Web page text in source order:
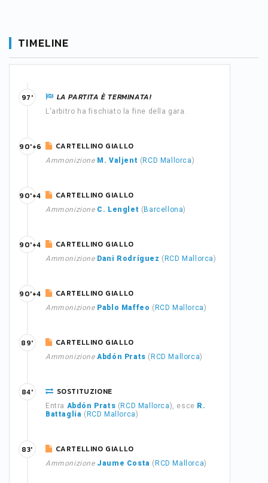
TIMELINE
LA PARTITA È TERMINATA!
L'arbitro ha fischiato la fine della gara.
97'
CARTELLINO GIALLO
Ammonizione M. Valjent ( RCD Mallorca)
90'+6
CARTELLINO GIALLO
Ammonizione C. Lenglet ( Barcellona)
90'+4
CARTELLINO GIALLO
Ammonizione Dani Rodríguez ( RCD Mallorca)
90'+4
CARTELLINO GIALLO
Ammonizione Pablo Maffeo ( RCD Mallorca)
90'+4
CARTELLINO GIALLO
Ammonizione Abdón Prats ( RCD Mallorca)
89'
SOSTITUZIONE
Entra Abdón Prats ( RCD Mallorca), esce R.
Battaglia ( RCD Mallorca)
84'
CARTELLINO GIALLO
Ammonizione Jaume Costa ( RCD Mallorca)
83'